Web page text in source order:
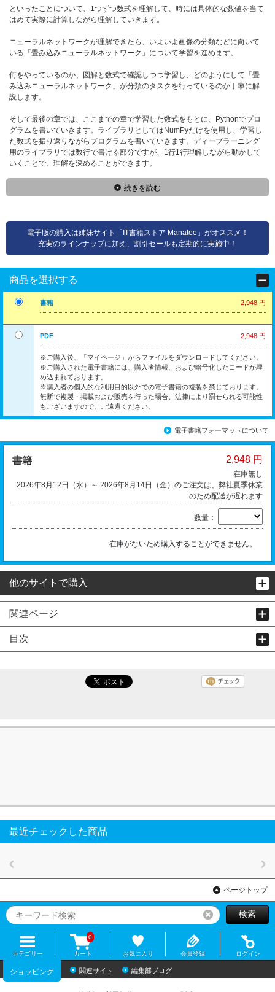
といったことについて、1つずつ数式を理解して、時には具体的な数値を当て
はめて実際に計算しながら理解していきます。
ニューラルネットワークが理解できたら、いよいよ画像の分類などに向いて
いる「畳み込みニューラルネットワーク」について学習を進めます。
何をやっているのか、図解と数式で確認しつつ学習し、どのようにして「畳
み込みニューラルネットワーク」が分類のタスクを行っているのか丁寧に解
説します。
そして最後の章では、ここまでの章で学習した数式をもとに、Pythonでプロ
グラムを書いていきます。ライブラリとしてはNumPyだけを使用し、学習し
た数式を振り返りながらプログラムを書いていきます。ディープラーニング
用のライブラリでは数行で書ける部分ですが、1行1行理解しながら動かして
いくことで、理解を深めることができます。
続きを読む
電子版の購入は姉妹サイト「IT書籍ストア Manatee」がオススメ！
充実のラインナップに加え、割引セールも定期的に実施中！
商品を選択する
書籍 2,948 円
PDF 2,948 円
※ご購入後、「マイページ」からファイルをダウンロードしてください。
※ご購入された電子書籍には、購入者情報、および暗号化したコードが埋
め込まれております。
※購入者の個人的な利用目的以外での電子書籍の複製を禁じております。
無断で複製・掲載および販売を行った場合、法律により罰せられる可能性
もございますので、ご遠慮ください。
電子書籍フォーマットについて
書籍 2,948 円
在庫無し
2026年8月12日（水）～ 2026年8月14日（金）のご注文は、弊社夏季休業
のため配送が遅れます
数量：
在庫がないため購入することができません。
他のサイトで購入
関連ページ
目次
最近チェックした商品
ページトップ
リセット検索
カテゴリー カート
0
お気に入り 会員登録 ログイン
ショッピング 関連サイト 編集部ブログ